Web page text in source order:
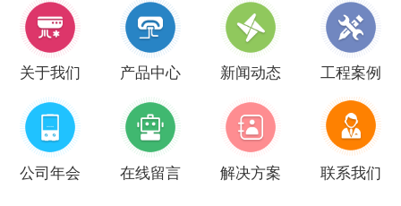
关于我们 产品中心 新闻动态 工程案例
公司年会 在线留言 解决方案 联系我们